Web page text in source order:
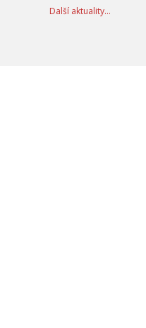
Další aktuality...